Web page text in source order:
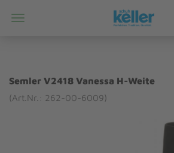
Semler V2418 Vanessa H-Weite
(Art.Nr.: 262-00-6009)